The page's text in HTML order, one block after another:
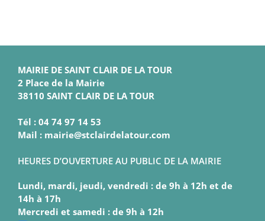
MAIRIE DE SAINT CLAIR DE LA TOUR
2 Place de la Mairie
38110 SAINT CLAIR DE LA TOUR
Tél : 04 74 97 14 53
Mail : mairie@stclairdelatour.com
HEURES D’OUVERTURE AU PUBLIC DE LA MAIRIE
Lundi, mardi, jeudi, vendredi : de 9h à 12h et de
14h à 17h
Mercredi et samedi : de 9h à 12h